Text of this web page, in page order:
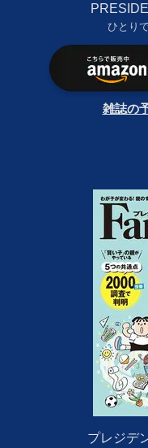
ひとり
雑誌の
プレジデ